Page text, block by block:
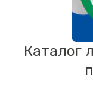
Каталог